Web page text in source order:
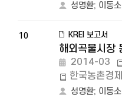
성명환; 이동소
10 KREI 보고서
해외곡물시장
2014-03
한국농촌경
성명환; 이동소